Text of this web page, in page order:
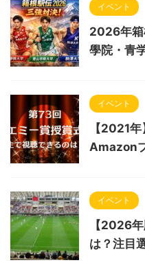
イベント
2026年箱
學院・青
イベント
【2021
Amazon
イベント
【2026
は？注目